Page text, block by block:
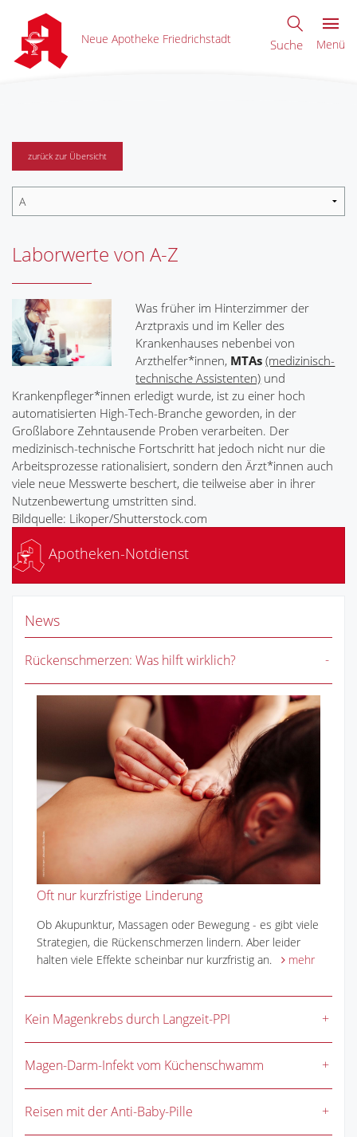
Neue Apotheke Friedrichstadt Suche Menü
zurück zur Übersicht
Laborwerte von A-Z
Was früher im Hinterzimmer der
Arztpraxis und im Keller des
Krankenhauses nebenbei von
Arzthelfer*innen, MTAs (medizinisch-
technische Assistenten) und
Krankenpfleger*innen erledigt wurde, ist zu einer hoch
automatisierten High-Tech-Branche geworden, in der
Großlabore Zehntausende Proben verarbeiten. Der
medizinisch-technische Fortschritt hat jedoch nicht nur die
Arbeitsprozesse rationalisiert, sondern den Ärzt*innen auch
viele neue Messwerte beschert, die teilweise aber in ihrer
Nutzenbewertung umstritten sind.
Bildquelle: Likoper/Shutterstock.com
Apotheken-Notdienst
News
Rückenschmerzen: Was hilft wirklich?
Oft nur kurzfristige Linderung
Ob Akupunktur, Massagen oder Bewegung - es gibt viele
Strategien, die Rückenschmerzen lindern. Aber leider
halten viele Effekte scheinbar nur kurzfristig an.
mehr
Kein Magenkrebs durch Langzeit-PPI
Magen-Darm-Infekt vom Küchenschwamm
Reisen mit der Anti-Baby-Pille